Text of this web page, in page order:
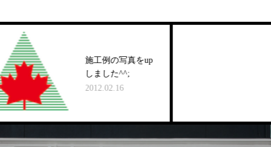
施工例の写真をup
しました^^;
2012.02.16